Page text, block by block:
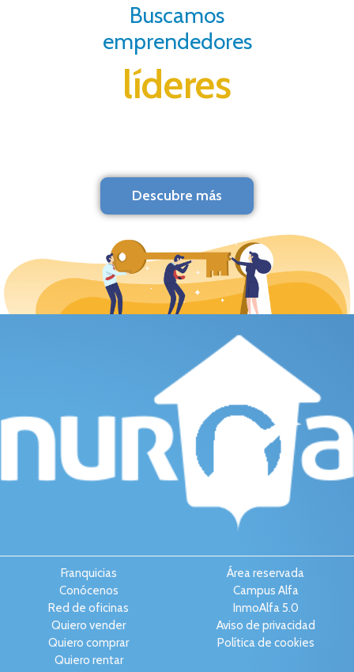
Buscamos
emprendedores
líderes
Descubre más
Franquicias
Conócenos
Red de oficinas
Quiero vender
Quiero comprar
Quiero rentar
Área reservada
Campus Alfa
InmoAlfa 5.0
Aviso de privacidad
Política de cookies